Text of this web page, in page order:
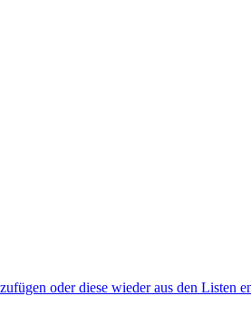
oder diese wieder aus den Listen